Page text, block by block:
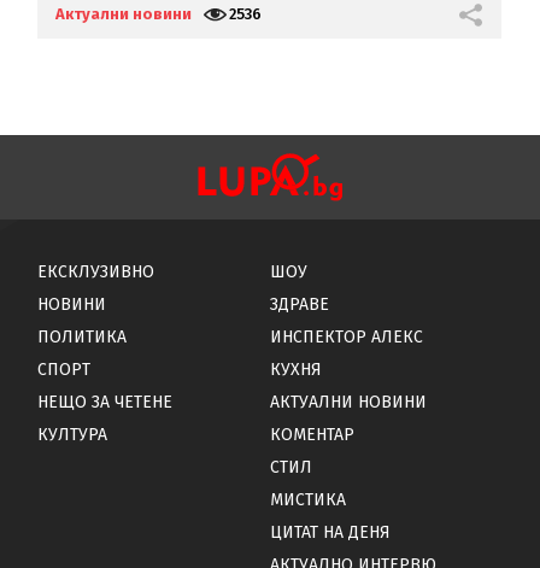
Актуални новини 2536
ЕКСКЛУЗИВНО
НОВИНИ
ПОЛИТИКА
СПОРТ
НЕЩО ЗА ЧЕТЕНЕ
КУЛТУРА
ШОУ
ЗДРАВЕ
ИНСПЕКТОР АЛЕКС
КУХНЯ
АКТУАЛНИ НОВИНИ
КОМЕНТАР
СТИЛ
МИСТИКА
ЦИТАТ НА ДЕНЯ